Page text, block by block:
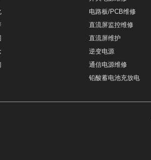
电路板/PCB维修
直流屏监控维修
直流屏维护
逆变电源
通信电源维修
铅酸蓄电池充放电